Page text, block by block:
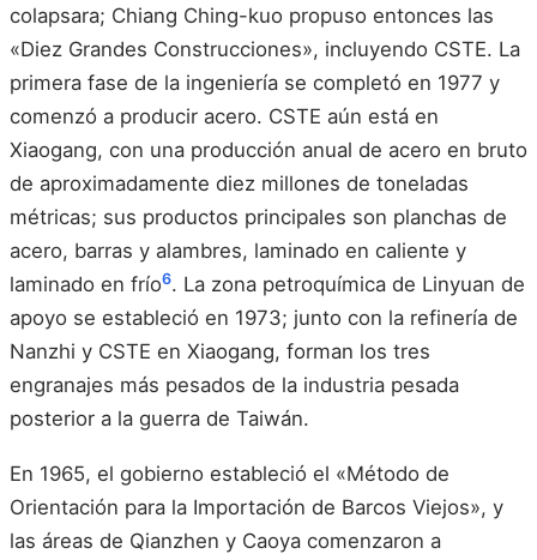
colapsara; Chiang Ching-kuo propuso entonces las
«Diez Grandes Construcciones», incluyendo CSTE. La
primera fase de la ingeniería se completó en 1977 y
comenzó a producir acero. CSTE aún está en
Xiaogang, con una producción anual de acero en bruto
de aproximadamente diez millones de toneladas
métricas; sus productos principales son planchas de
acero, barras y alambres, laminado en caliente y
laminado en frío6. La zona petroquímica de Linyuan de
apoyo se estableció en 1973; junto con la refinería de
Nanzhi y CSTE en Xiaogang, forman los tres
engranajes más pesados de la industria pesada
posterior a la guerra de Taiwán.
En 1965, el gobierno estableció el «Método de
Orientación para la Importación de Barcos Viejos», y
las áreas de Qianzhen y Caoya comenzaron a